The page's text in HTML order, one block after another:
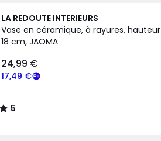
LA REDOUTE INTERIEURS
Vase en céramique, à rayures, hauteur
18 cm, JAOMA
17,49 €
24,99 €
5
/
5
5
/